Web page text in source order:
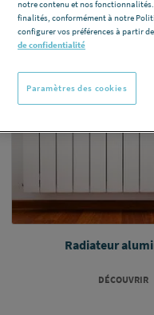
Radiateur
DÉCOUVRIR
notre contenu et nos fonctionnalités.
finalités, conformément à notre
configurer vos préférences à partir
de confidentialité
Paramètres des cookies